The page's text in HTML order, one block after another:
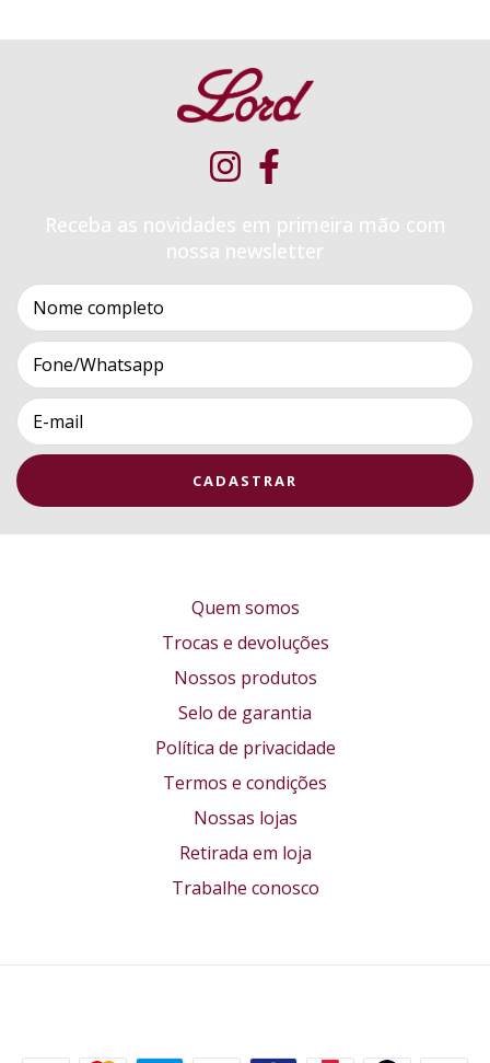
Receba as novidades em primeira mão com
nossa newsletter
Quem somos
Trocas e devoluções
Nossos produtos
Selo de garantia
Política de privacidade
Termos e condições
Nossas lojas
Retirada em loja
Trabalhe conosco